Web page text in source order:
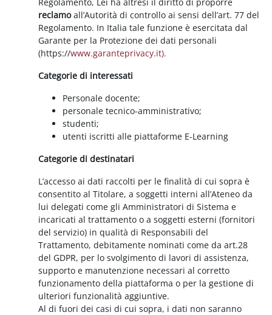
reclamoall’Autorità di controllo ai sensi dell’art. 77 del
Regolamento. In Italia tale funzione è esercitata dal
Garante per la Protezione dei dati personali
(https://www.garanteprivacy.it).
Categorie di interessati
Personale docente;
personale tecnico-amministrativo;
studenti;
utenti iscritti alle piattaforme E-Learning
Categorie di destinatari
L’accesso ai dati raccolti per le finalità di cui sopra è
consentito al Titolare, a soggetti interni all’Ateneo da
lui delegati come gli Amministratori di Sistema e
incaricati al trattamento o a soggetti esterni (fornitori
del servizio) in qualità di Responsabili del
Trattamento, debitamente nominati come da art.28
del GDPR, per lo svolgimento di lavori di assistenza,
supporto e manutenzione necessari al corretto
funzionamento della piattaforma o per la gestione di
ulteriori funzionalità aggiuntive.
Al di fuori dei casi di cui sopra, i dati non saranno